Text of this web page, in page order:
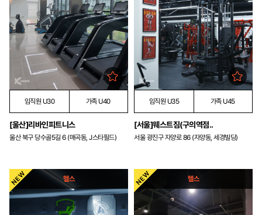
임직원 U30 가족 U40
[울산]리바인피트니스
울산 북구 당수골5길 6 (매곡동, J스타필드)
임직원 U35 가족 U45
[서울]웨스트짐(구의역점..
서울 광진구 자양로 86 (자양동, 세경빌딩)
헬스 헬스